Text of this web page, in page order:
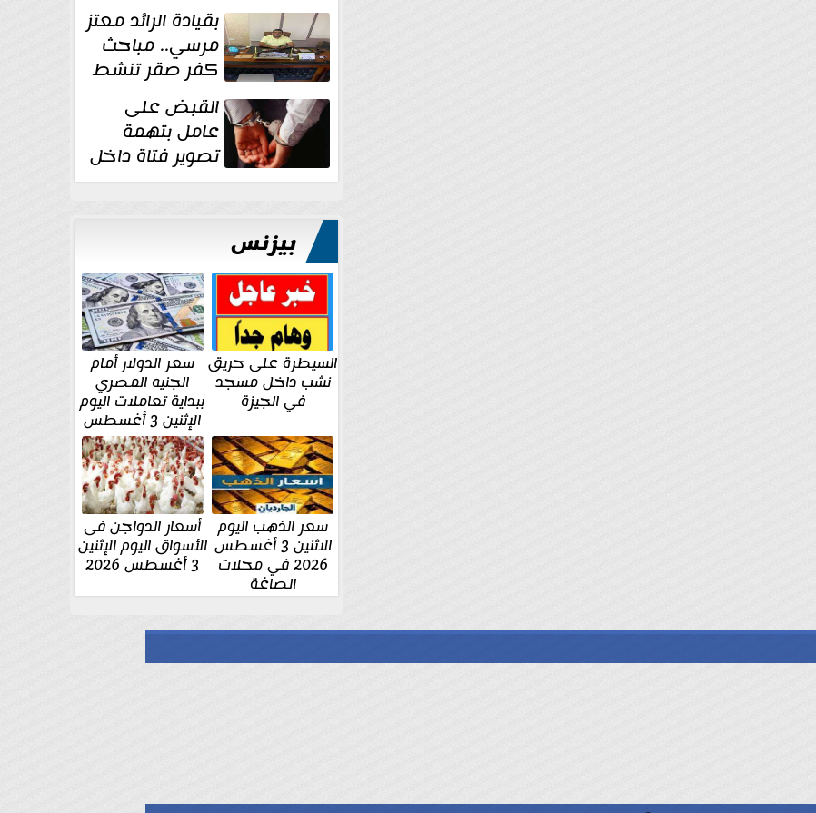
بقيادة الرائد معتز
مرسي.. مباحث
كفر صقر تنشط
بقوة وتوجه
ضربات أمنية... القبض على
عامل بتهمة
تصوير فتاة داخل
غرفة تغيير
بيزنس
السيطرة على حريق
نشب داخل مسجد
في الجيزة
سعر الدولار أمام
الجنيه المصري
ببداية تعاملات اليوم
الإثنين 3 أغسطس
سعر الذهب اليوم
الاثنين 3 أغسطس
2026 في محلات
الصاغة
أسعار الدواجن فى
الأسواق اليوم الإثنين
3 أغسطس 2026